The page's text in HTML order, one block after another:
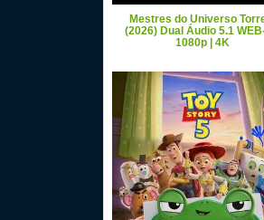
Mestres do Universo
(2026) Dual Áudio 5.1
1080p | 4K